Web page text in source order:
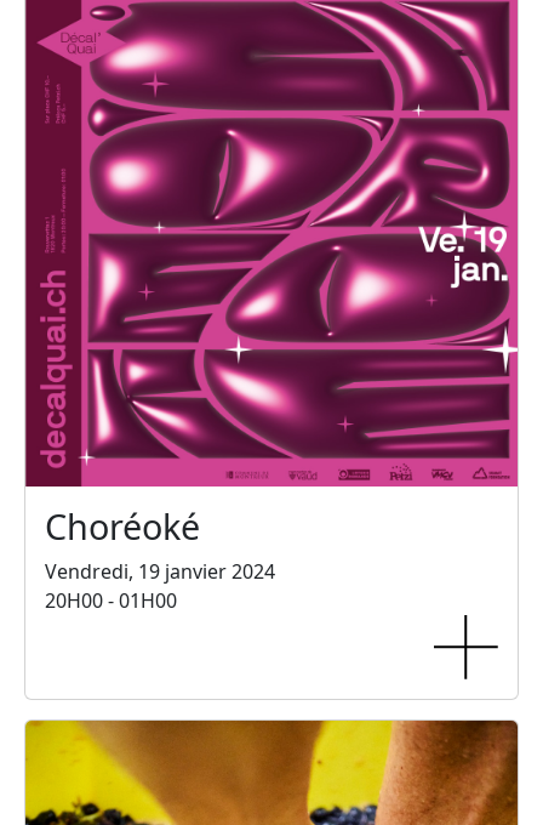
Choréoké
Vendredi, 19 janvier 2024
20H00 - 01H00